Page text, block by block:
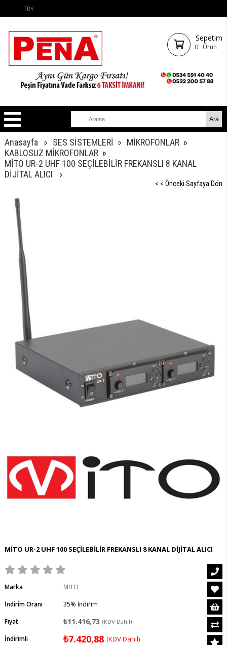
TRY
Sepetim
0 Ürün
Anasayfa SES SİSTEMLERİ
MİKROFONLAR
KABLOSUZ MİKROFONLAR
MİTO UR-2 UHF 100 SEÇİLEBİLİR FREKANSLI 8 KANAL
DİJİTAL ALICI
< < Önceki Sayfaya Dön
MİTO UR-2 UHF 100 SEÇİLEBİLİR FREKANSLI 8 KANAL DİJİTAL ALICI
Marka
MİTO
İndirim Oranı
%
35
İndirim
Fiyat
₺11.416,73 (KDV Dahil)
İndirimli ₺7.420,88 (KDV Dahil)